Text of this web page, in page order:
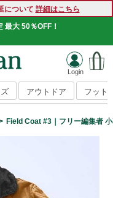
について 詳細はこちら
大 50％OFF！
アウトドア フット
Field Coat #3｜フリー編集者